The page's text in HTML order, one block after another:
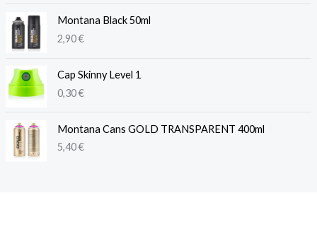
Montana Black 50ml
2,90€
Cap Skinny Level 1
0,30€
Montana Cans GOLD TRANSPARENT 400ml
5,40€